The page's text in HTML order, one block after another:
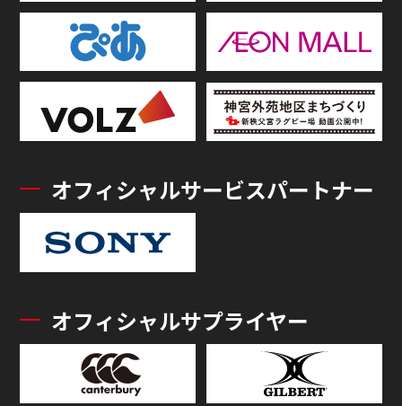
オフィシャルサービスパートナー
オフィシャルサプライヤー